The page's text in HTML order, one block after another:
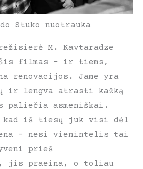
Stuko nuotrauka
M. Kavtaradze
filmas – ir tiems,
renovacijos. Jame yra
ir lengva atrasti kažką
paliečia asmeniškai.
kad iš tiesų juk visi dėl
– nesi vienintelis tai
prieš
jis praeina, o toliau